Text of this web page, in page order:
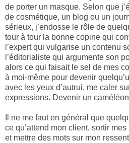
de porter un masque. Selon que
de cosmétique, un blog ou un
sérieux, j’endosse le rôle de
tour à tour la bonne copine qui
l’expert qui vulgarise un contenu
l’éditorialiste qui argumente son
alors ce qui faisait le sel de mes
à moi-même pour devenir
avec les yeux d’autrui, me caler
expressions. Devenir un
Il ne me faut en général que
ce qu’attend mon client, sortir
et mettre des mots sur mon